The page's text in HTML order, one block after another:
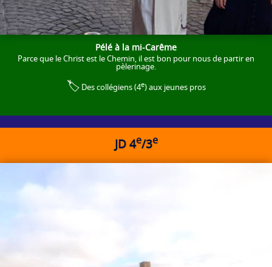
Pélé à la mi-Carême
Parce que le Christ est le Chemin, il est bon pour nous de partir en
pèlerinage.
🏷️Des collégiens (4e) aux jeunes pros
JD 4e/3e